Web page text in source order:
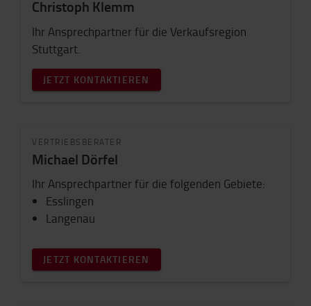
Christoph Klemm
Ihr Ansprechpartner für die Verkaufsregion
Stuttgart.
JETZT KONTAKTIEREN
VERTRIEBSBERATER
Michael Dörfel
Ihr Ansprechpartner für die folgenden Gebiete:
Esslingen
Langenau
JETZT KONTAKTIEREN